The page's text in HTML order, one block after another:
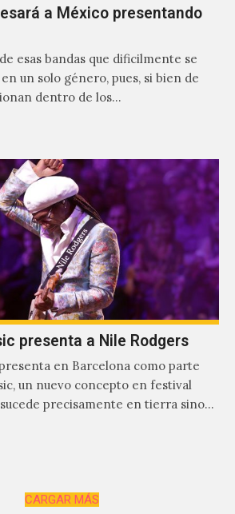
a México presentando
esas bandas que dificilmente se
un solo género, pues, si bien de
dentro de los…
presenta a Nile Rodgers
en Barcelona como parte
un nuevo concepto en festival
precisamente en tierra sino
CARGAR MÁS